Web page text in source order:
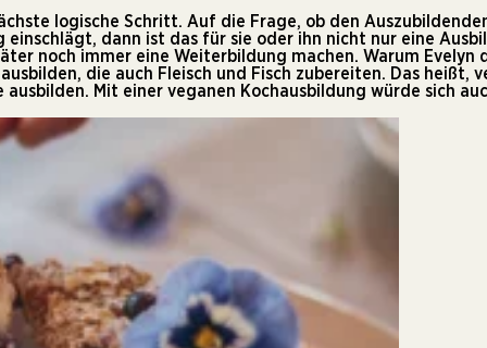
logische Schritt. Auf die Frage, ob den
einschlägt, dann ist das für sie oder ihn nicht nur eine
noch immer eine Weiterbildung machen. Warum
die auch Fleisch und Fisch zubereiten. Das heißt,
Mit einer veganen Kochausbildung würde sich